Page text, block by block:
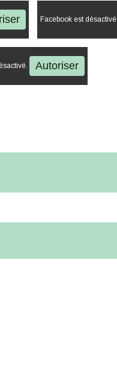
Facebook est désactivé.
Autoriser